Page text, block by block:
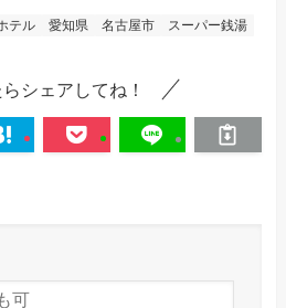
テル 愛知県 名古屋市 スーパー銭湯
シェアしてね！